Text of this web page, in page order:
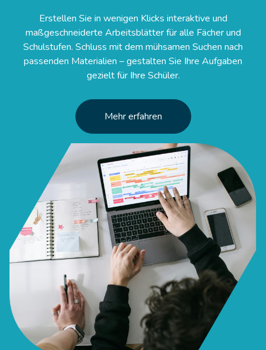
Erstellen Sie in wenigen Klicks interaktive und
maßgeschneiderte Arbeitsblätter für alle Fächer und
Schulstufen. Schluss mit dem mühsamen Suchen nach
passenden Materialien – gestalten Sie Ihre Aufgaben
gezielt für Ihre Schüler.
Mehr erfahren